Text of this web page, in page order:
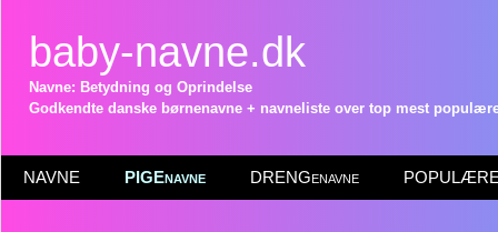
baby-navne.dk
Navne: Betydning og Oprindelse
Godkendte danske børnenavne + navneliste over top mest
NAVNE PIGEnavne DRENGenavne POPULÆRE